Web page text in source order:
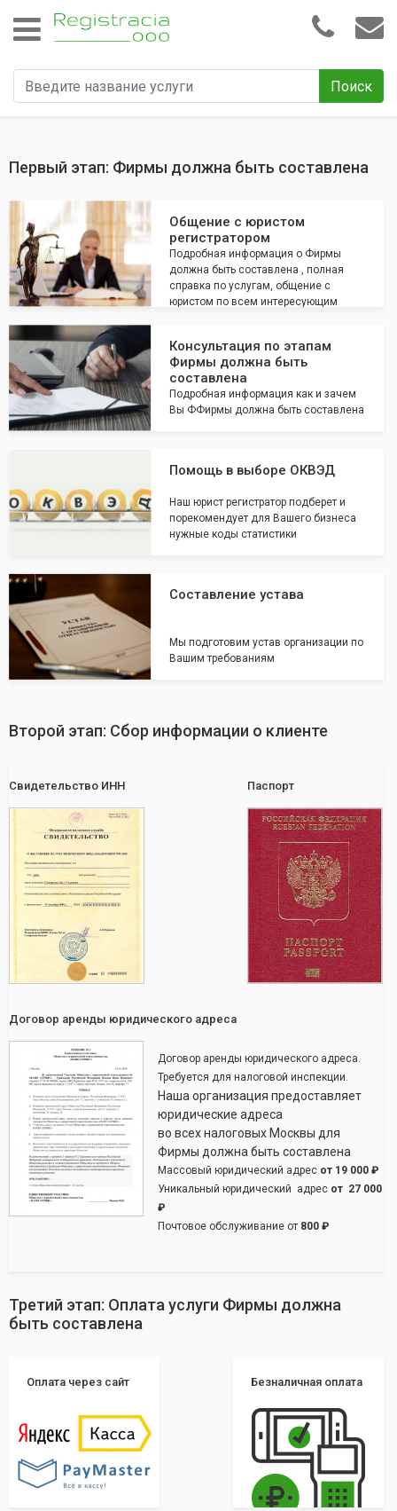
Поиск
Первый этап: Фирмы должна быть составлена
Общение с юристом
регистратором
Подробная информация о Фирмы
должна быть составлена , полная
справка по услугам, общение с
юристом по всем интересующим
Консультация по этапам
Фирмы должна быть
составлена
Подробная информация как и зачем
Вы ФФирмы должна быть составлена
Помощь в выборе ОКВЭД
Наш юрист регистратор подберет и
порекомендует для Вашего бизнеса
нужные коды статистики
Составление устава
Мы подготовим устав организации по
Вашим требованиям
Второй этап: Сбор информации о клиенте
Свидетельство ИНН Паспорт
Договор аренды юридического адреса
Договор аренды юридического адреса.
Требуется для налоговой инспекции.
Наша организация предоставляет
юридические адреса
во всех налоговых Москвы для
Фирмы должна быть составлена
Массовый юридический адрес от 19 000 ₽
Уникальный юридический адрес от 27 000
₽
Почтовое обслуживание от 800 ₽
Третий этап: Оплата услуги Фирмы должна
быть составлена
Оплата через сайт Безналичная оплата